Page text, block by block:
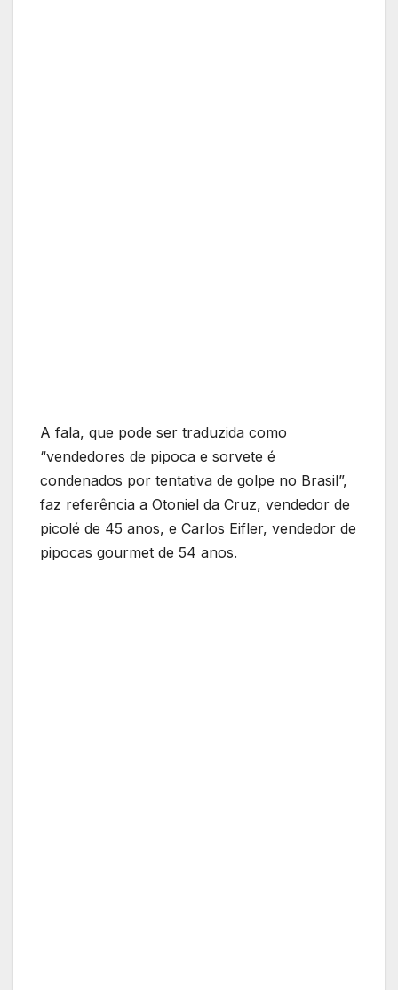
A fala, que pode ser traduzida como
“vendedores de pipoca e sorvete é
condenados por tentativa de golpe no Brasil”,
faz referência a Otoniel da Cruz, vendedor de
picolé de 45 anos, e Carlos Eifler, vendedor de
pipocas gourmet de 54 anos.